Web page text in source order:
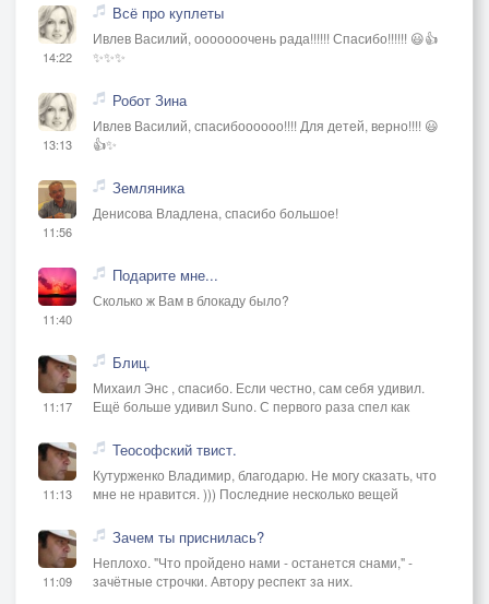
14:22
Всё про куплеты
Ивлев Василий, ооооооочень рада!!!!!! Спасибо!!!!!! 😃👍
✨✨✨
13:13
Робот Зина
Ивлев Василий, спасибоооооо!!!! Для детей, верно!!!! 😃
👍✨
11:56
Земляника
Денисова Владлена, спасибо большое!
11:40
Подарите мне...
Сколько ж Вам в блокаду было?
11:17
Блиц.
Михаил Энс , спасибо. Если честно, сам себя удивил.
Ещё больше удивил Suno. С первого раза спел как
11:13
Теософский твист.
Кутурженко Владимир, благодарю. Не могу сказать, что
мне не нравится. ))) Последние несколько вещей
11:09
Зачем ты приснилась?
Неплохо. "Что пройдено нами - останется снами," -
зачётные строчки. Автору респект за них.